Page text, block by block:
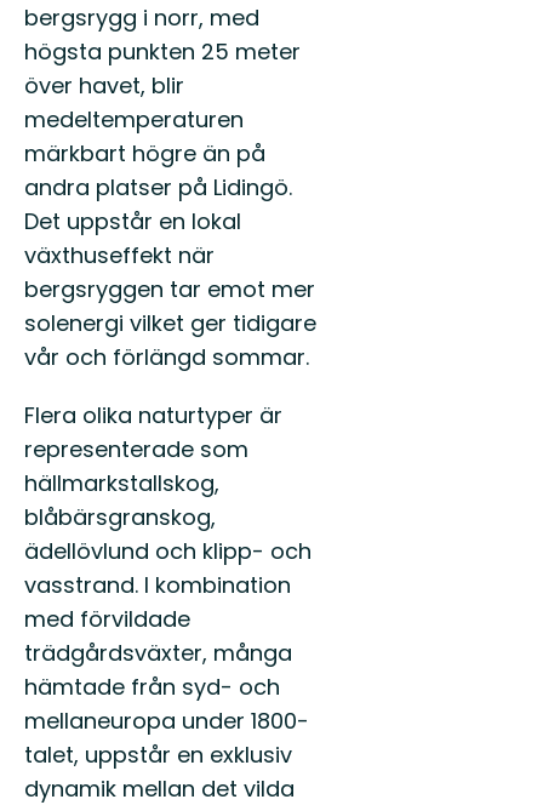
bergsrygg i norr, med
högsta punkten 25 meter
över havet, blir
medeltemperaturen
märkbart högre än på
andra platser på Lidingö.
Det uppstår en lokal
växthuseffekt när
bergsryggen tar emot mer
solenergi vilket ger tidigare
vår och förlängd sommar.
Flera olika naturtyper är
representerade som
hällmarkstallskog,
blåbärsgranskog,
ädellövlund och klipp- och
vasstrand. I kombination
med förvildade
trädgårdsväxter, många
hämtade från syd- och
mellaneuropa under 1800-
talet, uppstår en exklusiv
dynamik mellan det vilda